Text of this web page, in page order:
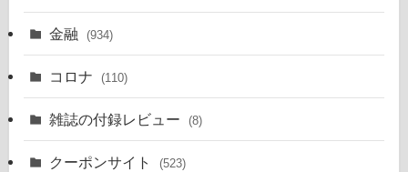
金融 (934)
コロナ (110)
雑誌の付録レビュー (8)
クーポンサイト (523)